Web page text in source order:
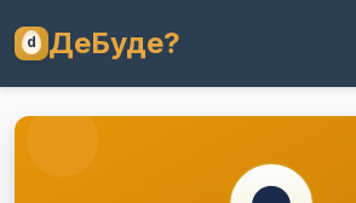
ДеБуде?